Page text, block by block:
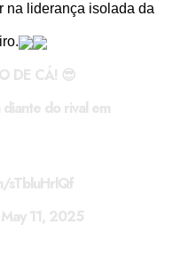
na liderança isolada da
DE CÁ! 😎
do rival em
sTbluHrlQf
May 11, 2025